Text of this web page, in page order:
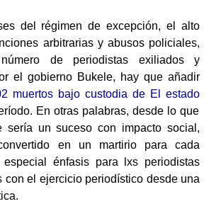
del régimen de excepción, el alto
arbitrarias y abusos policiales,
de periodistas exiliados y
el gobierno Bukele, hay que añadir
muertos bajo custodia de El estado
En otras palabras, desde lo que
sería un suceso con impacto social,
en un martirio para cada
especial énfasis para lxs periodistas
con el ejercicio periodístico desde una